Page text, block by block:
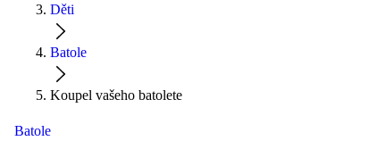
Děti
Batole
Koupel vašeho batolete
Batole